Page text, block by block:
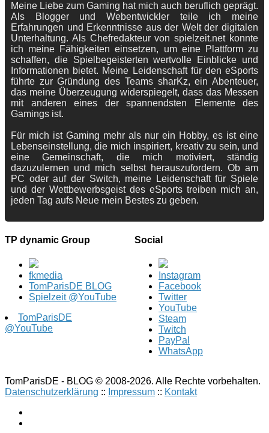
Meine Liebe zum Gaming hat mich auch beruflich geprägt.
Als Blogger und Webentwickler teile ich meine
Erfahrungen und Erkenntnisse aus der Welt der digitalen
Unterhaltung. Als Chefredakteur von spielzeit.net konnte
ich meine Fähigkeiten einsetzen, um eine Plattform zu
schaffen, die Spielbegeisterten wertvolle Einblicke und
Informationen bietet. Meine Leidenschaft für den eSports
führte zur Gründung des Teams sharKz, ein Abenteuer,
das meine Überzeugung widerspiegelt, dass das Messen
mit anderen eines der spannendsten Elemente des
Gamings ist.
Für mich ist Gaming mehr als nur ein Hobby, es ist eine
Lebenseinstellung, die mich inspiriert, kreativ zu sein, und
eine Gemeinschaft, die mich motiviert, ständig
dazuzulernen und mich selbst herauszufordern. Ob am
PC oder auf der Switch, meine Leidenschaft für Spiele
und der Wettbewerbsgeist des eSports treiben mich an,
jeden Tag aufs Neue mein Bestes zu geben.
TP dynamic Group
fkmedia
TomParisDE BLOG
Spielzeit @YouTube
TomParisDE
@YouTube
Social
Instagram
Facebook
Twitter
YouTube
Steam
Twitch
PayPal
WhatsApp
TomParisDE - BLOG © 2008-2026. Alle Rechte vorbehalten.
Datenschutzerklärung :: Impressum :: Kontakt